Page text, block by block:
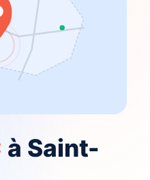
à Saint-